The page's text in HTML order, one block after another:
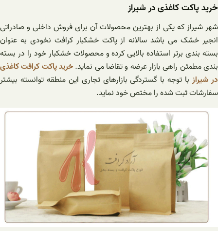
خرید پاکت کاغذی در شیراز
شهر شیراز که یکی از بهترین محصولات آن برای فروش داخلی و صادراتی
انجیر خشک می باشد سالانه از پاکت خشکبار کرافت نخودی به عنوان
بسته بندی برتر استفاده بالایی کرده و محصولات خشکبار خود را در بسته
بندی مطمئن راهی بازار عرضه و تقاضا می نماید.خرید پاکت کرافت کاغذی
در شیرازبا توجه با گستردگی بازارهای تجاری این منطقه توانسته بیشتر
سفارشات ثبت شده را مختص خود نماید.